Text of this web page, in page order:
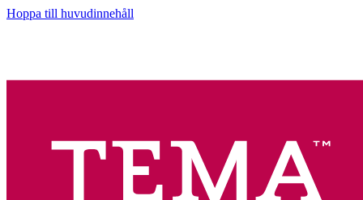
Hoppa till huvudinnehåll